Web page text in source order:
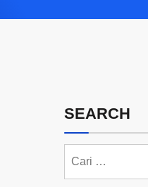
SEARCH